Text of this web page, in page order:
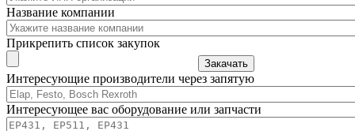
Название компании
Прикрепить список закупок
Закачать
Интересующие производители через запятую
Интересующее вас оборудование или запчасти